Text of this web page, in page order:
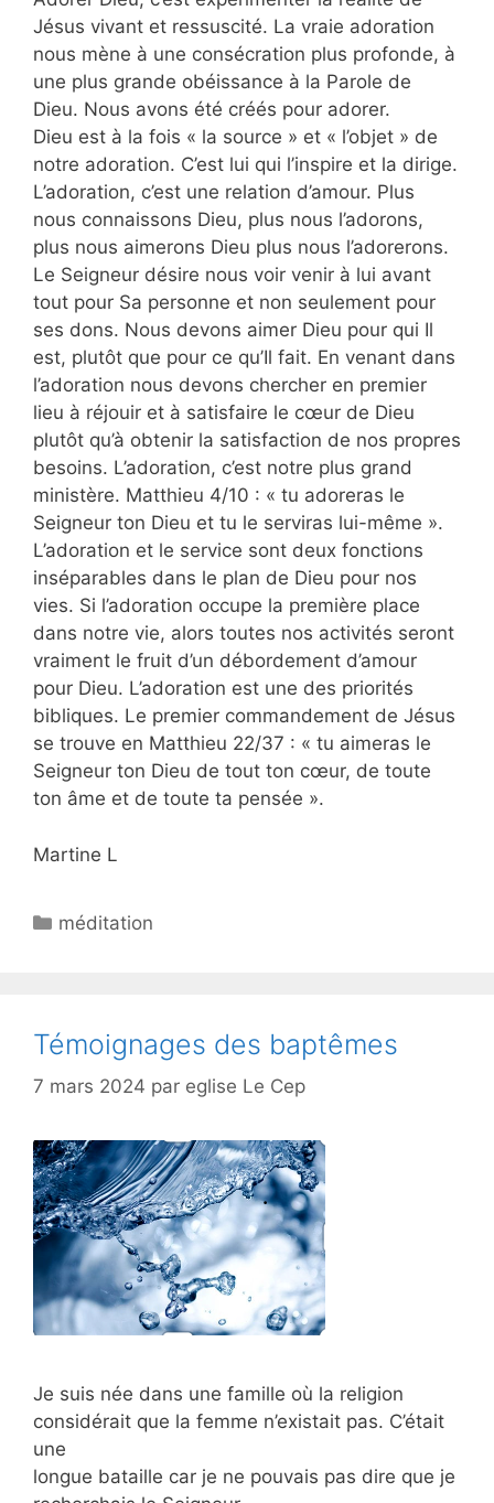
Jésus vivant et ressuscité. La vraie adoration
nous mène à une consécration plus profonde, à
une plus grande obéissance à la Parole de
Dieu. Nous avons été créés pour adorer.
Dieu est à la fois « la source » et « l’objet » de
notre adoration. C’est lui qui l’inspire et la dirige.
L’adoration, c’est une relation d’amour. Plus
nous connaissons Dieu, plus nous l’adorons,
plus nous aimerons Dieu plus nous l’adorerons.
Le Seigneur désire nous voir venir à lui avant
tout pour Sa personne et non seulement pour
ses dons. Nous devons aimer Dieu pour qui Il
est, plutôt que pour ce qu’Il fait. En venant dans
l’adoration nous devons chercher en premier
lieu à réjouir et à satisfaire le cœur de Dieu
plutôt qu’à obtenir la satisfaction de nos propres
besoins. L’adoration, c’est notre plus grand
ministère. Matthieu 4/10 : « tu adoreras le
Seigneur ton Dieu et tu le serviras lui-même ».
L’adoration et le service sont deux fonctions
inséparables dans le plan de Dieu pour nos
vies. Si l’adoration occupe la première place
dans notre vie, alors toutes nos activités seront
vraiment le fruit d’un débordement d’amour
pour Dieu. L’adoration est une des priorités
bibliques. Le premier commandement de Jésus
se trouve en Matthieu 22/37 : « tu aimeras le
Seigneur ton Dieu de tout ton cœur, de toute
ton âme et de toute ta pensée ».
Martine L
méditation
Témoignages des baptêmes
7 mars 2024 par eglise Le Cep
Je suis née dans une famille où la religion
considérait que la femme n’existait pas. C’était
une
longue bataille car je ne pouvais pas dire que je